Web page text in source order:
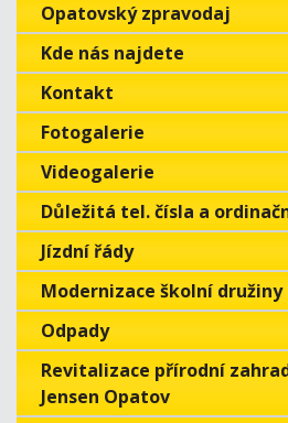
Opatovský zpravodaj
Kde nás najdete
Kontakt
Fotogalerie
Videogalerie
Důležitá tel. čísla a
Jízdní řády
Modernizace školní družiny
Odpady
Revitalizace přírodní
Jensen Opatov